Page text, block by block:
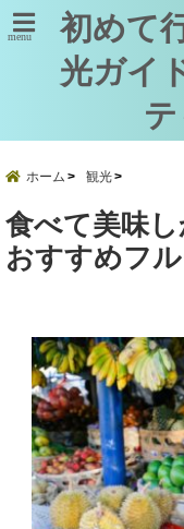
menu
初めて
光ガイ
ホーム 観光
食べて美味
おすすめフ